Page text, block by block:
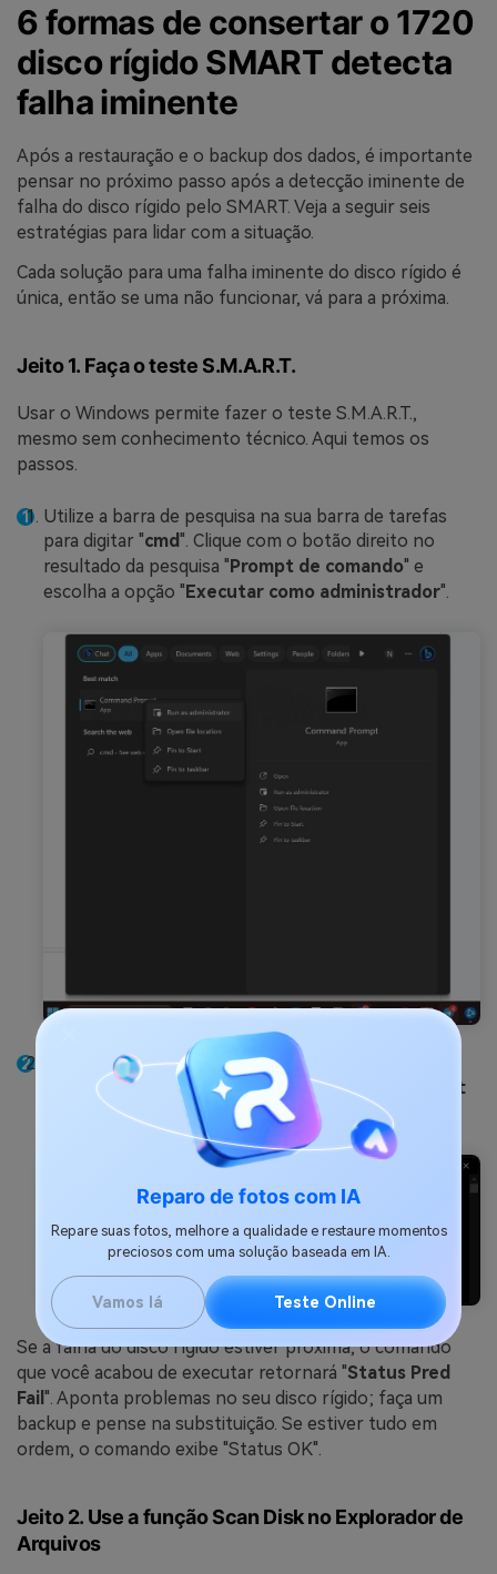
6 formas de consertar o 1720
disco rígido SMART detecta
falha iminente
Após a restauração e o backup dos dados, é importante
pensar no próximo passo após a detecção iminente de
falha do disco rígido pelo SMART. Veja a seguir seis
estratégias para lidar com a situação.
Cada solução para uma falha iminente do disco rígido é
única, então se uma não funcionar, vá para a próxima.
Jeito 1. Faça o teste S.M.A.R.T.
Usar o Windows permite fazer o teste S.M.A.R.T.,
mesmo sem conhecimento técnico. Aqui temos os
passos.
Utilize a barra de pesquisa na sua barra de tarefas
para digitar "cmd". Clique com o botão direito no
resultado da pesquisa "Prompt de comando" e
escolha a opção "Executar como administrador".
Assim que o Prompt de Comando estiver aberto,
insira o seguinte comando "wmic diskdrive get
status". Aperte em Enter.
Se a falha do disco rígido estiver próxima, o comando
que você acabou de executar retornará "Status Pred
Fail ". Aponta problemas no seu disco rígido; faça um
backup e pense na substituição. Se estiver tudo em
ordem, o comando exibe "Status OK".
Jeito 2. Use a função Scan Disk no Explorador de
Arquivos
Reparo de fotos com IA
Repare suas fotos, melhore a qualidade e restaure momentos
preciosos com uma solução baseada em IA.
Vamos lá Teste Online